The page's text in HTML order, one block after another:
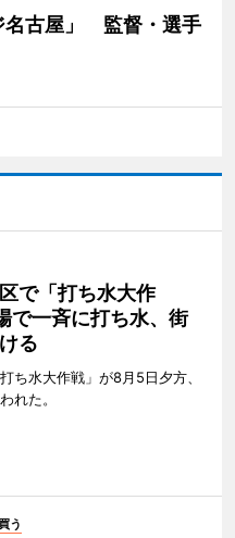
名古屋」 監督・選手
で「打ち水大作
一斉に打ち水、街
る
ち水大作戦」が8月5日夕方、
れた。
買う